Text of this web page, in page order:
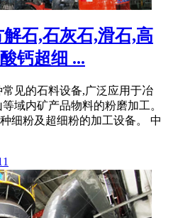
石,石灰石,滑石,高
钙超细 ...
见的石料设备,广泛应用于冶
域内矿产品物料的粉磨加工。
细粉及超细粉的加工设备。 中